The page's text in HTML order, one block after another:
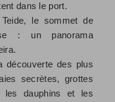
dans le port.
le sommet de
: un panorama
découverte des plus
secrètes, grottes
les dauphins et les